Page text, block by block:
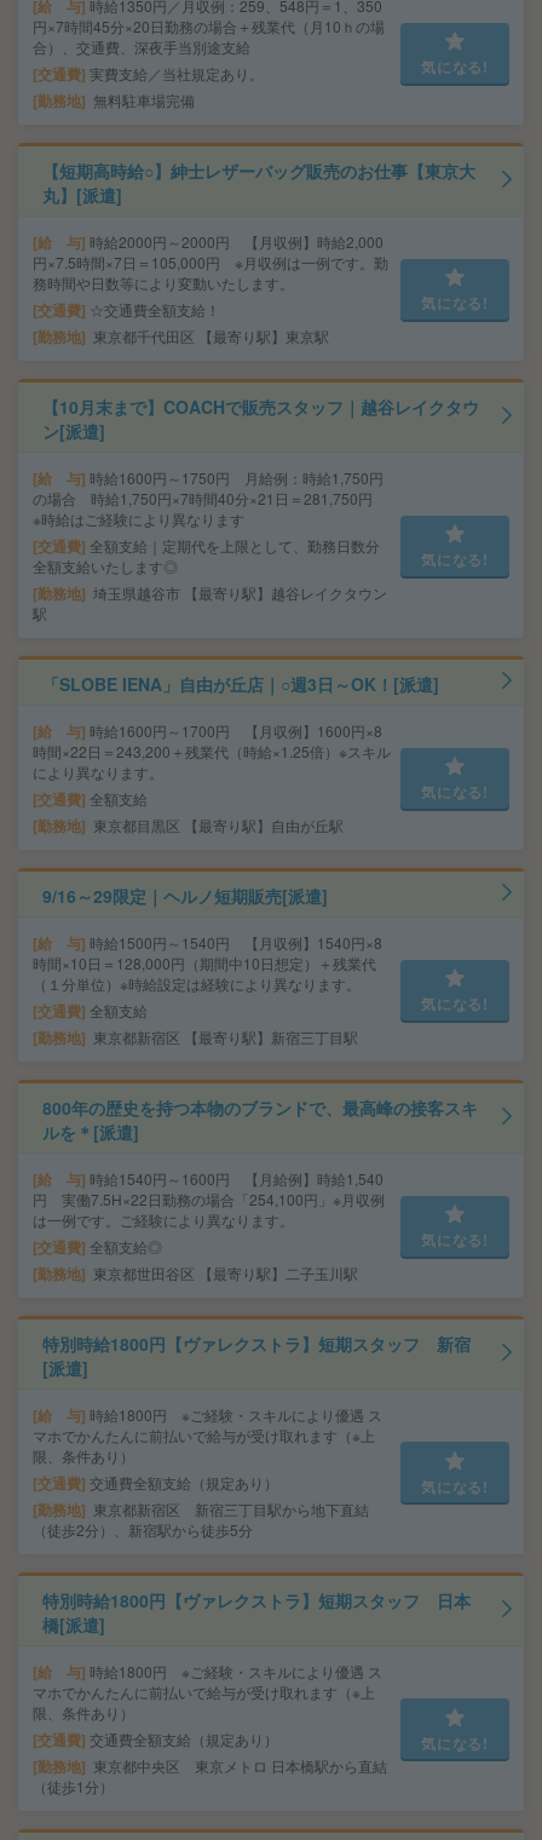
給 与 時給1350円／月収例：259、548円＝1、350
円×7時間45分×20日勤務の場合＋残業代（月10ｈの場
合）、交通費、深夜手当別途支給
交通費 実費支給／当社規定あり。
勤務地 無料駐車場完備
気になる!
【短期高時給○】紳士レザーバッグ販売のお仕事【東京大
丸】[派遣]
給 与 時給2000円～2000円 【月収例】時給2,000
円×7.5時間×7日＝105,000円 ※月収例は一例です。勤
務時間や日数等により変動いたします。
交通費 ☆交通費全額支給！
勤務地 東京都千代田区 【最寄り駅】東京駅
気になる!
【10月末まで】COACHで販売スタッフ｜越谷レイクタウ
ン[派遣]
給 与 時給1600円～1750円 月給例：時給1,750円
の場合 時給1,750円×7時間40分×21日＝281,750円
※時給はご経験により異なります
交通費 全額支給｜定期代を上限として、勤務日数分
全額支給いたします◎
勤務地 埼玉県越谷市 【最寄り駅】越谷レイクタウン
駅
気になる!
「SLOBE IENA」自由が丘店｜○週3日～OK！[派遣]
給 与 時給1600円～1700円 【月収例】1600円×8
時間×22日＝243,200＋残業代（時給×1.25倍）※スキル
により異なります。
交通費 全額支給
勤務地 東京都目黒区 【最寄り駅】自由が丘駅
気になる!
9/16～29限定｜ヘルノ短期販売[派遣]
給 与 時給1500円～1540円 【月収例】1540円×8
時間×10日＝128,000円（期間中10日想定）＋残業代
（１分単位）※時給設定は経験により異なります。
交通費 全額支給
勤務地 東京都新宿区 【最寄り駅】新宿三丁目駅
気になる!
800年の歴史を持つ本物のブランドで、最高峰の接客スキ
ルを＊[派遣]
給 与 時給1540円～1600円 【月給例】時給1,540
円 実働7.5H×22日勤務の場合「254,100円」※月収例
は一例です。ご経験により異なります。
交通費 全額支給◎
勤務地 東京都世田谷区 【最寄り駅】二子玉川駅
気になる!
特別時給1800円【ヴァレクストラ】短期スタッフ 新宿
[派遣]
給 与 時給1800円 ※ご経験・スキルにより優遇 ス
マホでかんたんに前払いで給与が受け取れます（※上
限、条件あり）
交通費 交通費全額支給（規定あり）
勤務地
東京都新宿区 新宿三丁目駅から地下直結
（徒歩2分）、新宿駅から徒歩5分
気になる!
特別時給1800円【ヴァレクストラ】短期スタッフ 日本
橋[派遣]
給 与 時給1800円 ※ご経験・スキルにより優遇 ス
マホでかんたんに前払いで給与が受け取れます（※上
限、条件あり）
交通費 交通費全額支給（規定あり）
勤務地
東京都中央区 東京メトロ 日本橋駅から直結
（徒歩1分）
気になる!